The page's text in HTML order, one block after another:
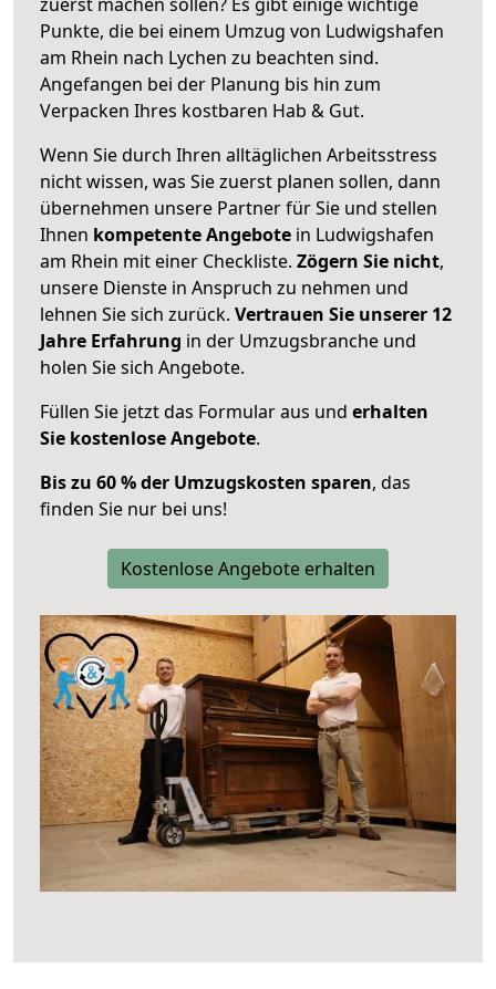
Punkte, die bei einem Umzug von Ludwigshafen
am Rhein nach Lychen zu beachten sind.
Angefangen bei der Planung bis hin zum
Verpacken Ihres kostbaren Hab & Gut.
Wenn Sie durch Ihren alltäglichen Arbeitsstress
nicht wissen, was Sie zuerst planen sollen, dann
übernehmen unsere Partner für Sie und stellen
Ihnen kompetente Angebote in Ludwigshafen
am Rhein mit einer Checkliste. Zögern Sie nicht,
unsere Dienste in Anspruch zu nehmen und
lehnen Sie sich zurück. Vertrauen Sie unserer 12
Jahre Erfahrung in der Umzugsbranche und
holen Sie sich Angebote.
Füllen Sie jetzt das Formular aus und erhalten
Sie kostenlose Angebote.
Bis zu 60 % der Umzugskosten sparen, das
finden Sie nur bei uns!
Kostenlose Angebote erhalten